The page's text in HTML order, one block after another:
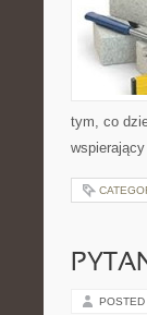
tym, co
POSTED